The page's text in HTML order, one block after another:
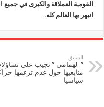
القومية العملاقة والكبرى في
انبهر بها العالم كله.
السابق
” الهمامي ” تجيب علي
متابعيها حول عدم تزعمها
سياسيا